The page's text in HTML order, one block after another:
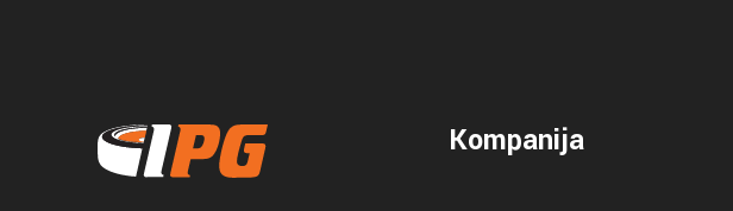
Kompanija